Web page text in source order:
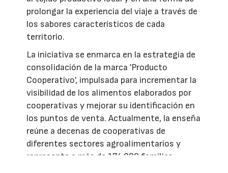
prolongar la experiencia del viaje a través de
los sabores característicos de cada
territorio.
La iniciativa se enmarca en la estrategia de
consolidación de la marca 'Producto
Cooperativo', impulsada para incrementar la
visibilidad de los alimentos elaborados por
cooperativas y mejorar su identificación en
los puntos de venta. Actualmente, la enseña
reúne a decenas de cooperativas de
diferentes sectores agroalimentarios y
representa a más de 174.000 familias